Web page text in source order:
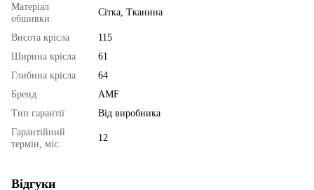
Матеріал
обшивки
Сітка, Тканина
Висота крісла
115
Ширина крісла
61
Глибина крісла
64
Бренд
AMF
Тип гарантії
Від виробника
Гарантійний
термін, міс.
12
Відгуки